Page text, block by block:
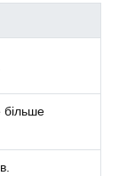
більше